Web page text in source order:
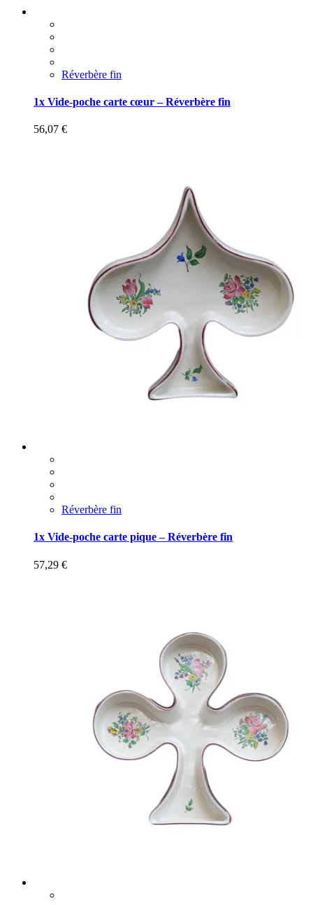
Réverbère fin
1x Vide-poche carte cœur – Réverbère fin
56,07 €
Réverbère fin
1x Vide-poche carte pique – Réverbère fin
57,29 €